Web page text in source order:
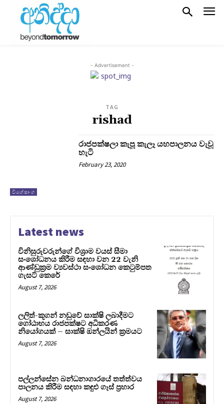
- Advertisement -
TAG
rishad
විශේෂාංග
රාජපක්ෂලා කැපූ කැලෑ යහපාලනය වැවූ
හැටි
February 23, 2020
Latest news
විනිසුරුවරුන්ගේ විශ්‍රාම වයස් සීමා
සංශෝධනය කිරීම සඳහා වන 22 වැනි
ආණ්ඩුක්‍රම ව්‍යවස්ථා සංශෝධන කෙටුම්පත
ගැසට් කෙරේ
August 7, 2026
ලලිත්-කූගන් නඩුවේ සාක්ෂි ලබාදීමට
ගෝඨාභය රාජපක්ෂට අධිකරණ
නියෝගයක් – සාක්ෂි ඔන්ලයින් ක්‍රමයට
August 7, 2026
පල්ලන්සේන බන්ධනාගාරයේ තත්ත්වය
පාලනය කිරීම සඳහා කඳුළු ගෑස් ප්‍රහාර
August 7, 2026